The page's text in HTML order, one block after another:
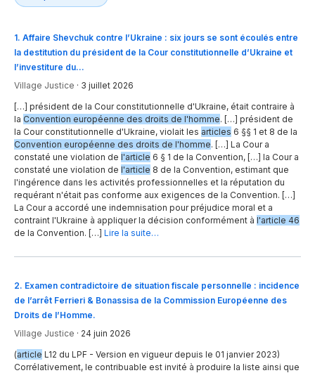
1. Affaire Shevchuk contre l’Ukraine : six jours se sont écoulés entre
la destitution du président de la Cour constitutionnelle d’Ukraine et
l’investiture du…
Village Justice · 3 juillet 2026
[…] président de la Cour constitutionnelle d'Ukraine, était contraire à
la Convention européenne des droits de l'homme. […] président de
la Cour constitutionnelle d'Ukraine, violait les articles 6 §§ 1 et 8 de la
Convention européenne des droits de l'homme. […] La Cour a
constaté une violation de l'article 6 § 1 de la Convention, […] la Cour a
constaté une violation de l'article 8 de la Convention, estimant que
l'ingérence dans les activités professionnelles et la réputation du
requérant n'était pas conforme aux exigences de la Convention. […]
La Cour a accordé une indemnisation pour préjudice moral et a
contraint l'Ukraine à appliquer la décision conformément à l'article 46
de la Convention. […] Lire la suite…
2. Examen contradictoire de situation fiscale personnelle : incidence
de l’arrêt Ferrieri & Bonassisa de la Commission Européenne des
Droits de l’Homme.
Village Justice · 24 juin 2026
(article L12 du LPF - Version en vigueur depuis le 01 janvier 2023)
Corrélativement, le contribuable est invité à produire la liste ainsi que